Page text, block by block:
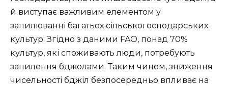
й виступає важливим елементом у
запилюванні багатьох сільськогосподарських
культур. Згідно з даними FAO, понад 70%
культур, які споживають люди, потребують
запилення бджолами. Таким чином, зниження
чисельності бджіл безпосередньо впливає на